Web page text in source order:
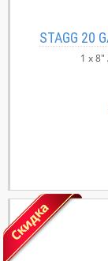
STAGG
1 x 8"